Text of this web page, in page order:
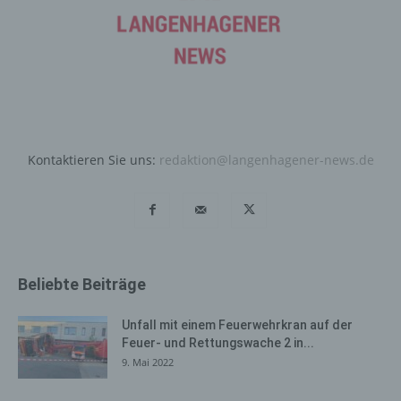
Kontaktieren Sie uns: redaktion@langenhagener-news.de
Beliebte Beiträge
Unfall mit einem Feuerwehrkran auf der
Feuer- und Rettungswache 2 in...
9. Mai 2022
Bei der Nutzung dieser allgemeinen Daten und
Informationen ziehen wird keine Rückschlüsse auf die
betroffene Person. Diese Informationen werden vielmehr
Systeme und der Technik unserer Internetseite zu
im Falle eines Cyberangriffes die zur Strafverfolgung
Ziel ausgewertet, den Datenschutz und die
um letztlich ein optimales Schutzniveau für die von uns
verarbeiteten personenbezogenen Daten
sicherzustellen. Die anonymen Daten der Server-Logfiles